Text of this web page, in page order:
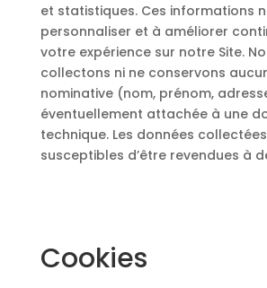
et statistiques. Ces informations
personnaliser et à améliorer
votre expérience sur notre Site.
collectons ni ne conservons
nominative (nom, prénom,
éventuellement attachée à une
technique. Les données
susceptibles d’être revendues à
Cookies